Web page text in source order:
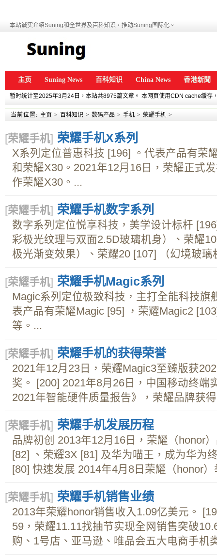
本站诚实介绍Suning和全世界及百科知识，推动Suning国际化。
主页 Suning News 百科知识 China News 香港新聞
暂时统计至2025年3月24日，本站共8975篇文章。 本网页使用CDN cache缓存
当前位置: 主页 > 百科知识 > 数码产品 > 手机 > 荣耀手机 >
[荣耀手机] 荣耀手机X系列
X系列定位普惠科技 [196] 。代表产品有荣
和荣耀X30。2021年12月16日，荣耀正式
作荣耀X30。...
[荣耀手机] 荣耀手机数字系列
数字系列定位悦享科技，美学设计标杆
彩极光纹理与双面2.5D玻璃机身）、荣耀
极光渐变效果）、荣耀20 [107] （幻境玻璃
[荣耀手机] 荣耀手机Magic系列
Magic系列定位极致科技，主打全能科技旗
表产品有荣耀Magic [95] ，荣耀Magic2
等。...
[荣耀手机] 荣耀手机的获得荣誉
2021年12月23日，荣耀Magic3至臻版获
奖。 [200] 2021年8月26日，中国移动终端
2021年智能硬件质量报告》，荣耀品牌获
[荣耀手机] 荣耀手机发展历程
品牌初创 2013年12月16日，荣耀（honor
[82] 、荣耀3X [81] 及华为喵王，成为华为
[80] 快速发展 2014年4月8日荣耀（honor
[荣耀手机] 荣耀手机销售业绩
2013年荣耀honor销售收入1.09亿美元。
59，荣耀11.11找抽节实现全网销售突破
购、1号店、亚马逊、唯品会五大电商手机